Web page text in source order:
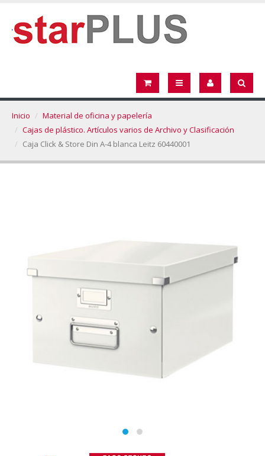
Inicio
Material de oficina y papelería
Cajas de plástico. Artículos varios de Archivo y Clasificación
Caja Click & Store Din A-4 blanca Leitz 60440001